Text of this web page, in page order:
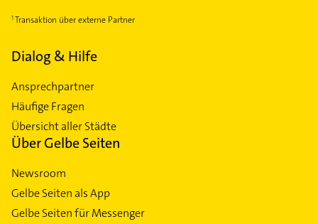
Transaktion über externe Partner
Dialog & Hilfe
Ansprechpartner
Häufige Fragen
Übersicht aller Städte
Über Gelbe Seiten
Newsroom
Gelbe Seiten als App
Gelbe Seiten für Messenger